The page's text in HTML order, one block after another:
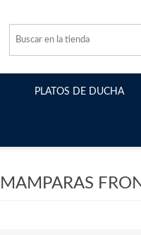
PLATOS DE DUCHA
MAMPARAS